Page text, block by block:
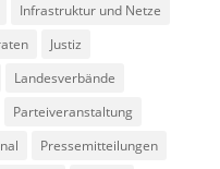
Infrastruktur und Netze
Justiz
Landesverbände
Parteiveranstaltung
Pressemitteilungen